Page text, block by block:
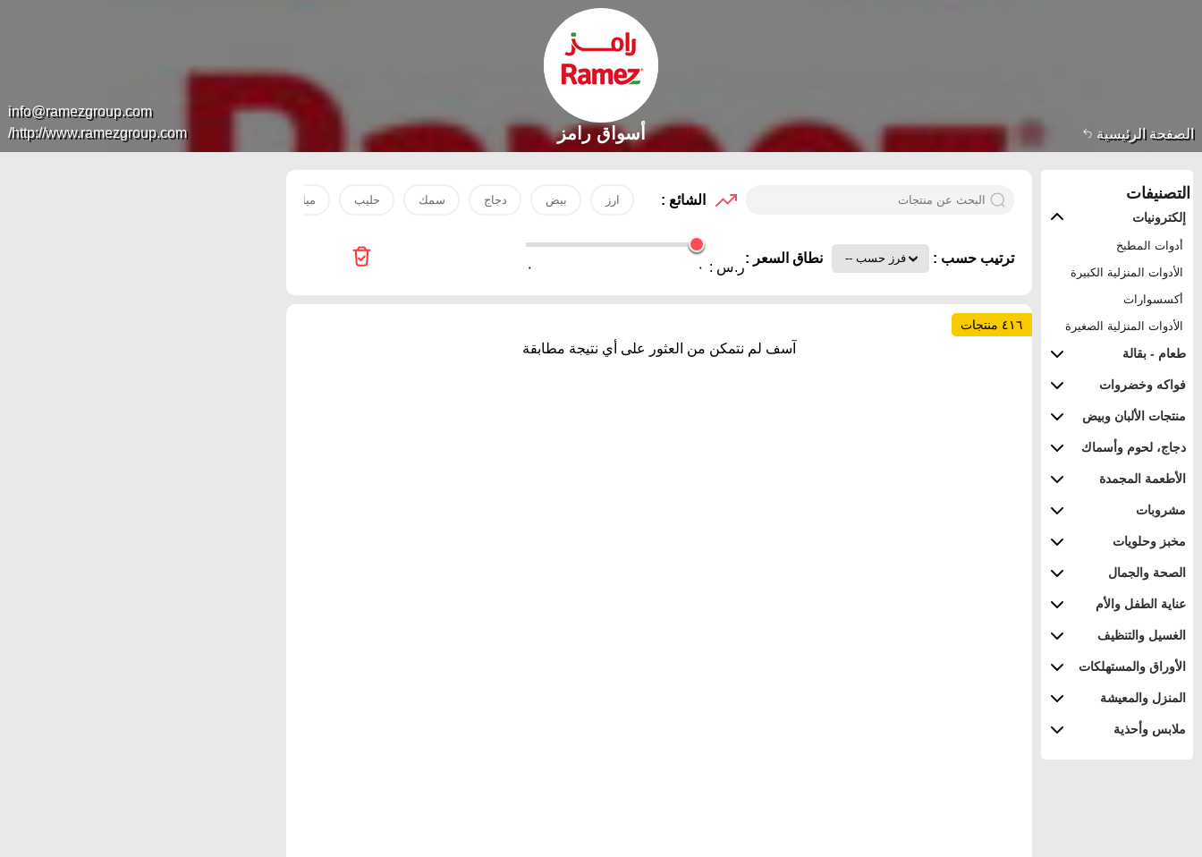
الصفحة الرئيسية
info@ramezgroup.com
http://www.ramezgroup.com/
أسواق رامز
التصنيفات
إلكترونيات
أدوات المطبخ
الأدوات المنزلية الكبيرة
أكسسوارات
الأدوات المنزلية الصغيرة
طعام - بقالة
فواكه وخضروات
منتجات الألبان وبيض
دجاج، لحوم وأسماك
الأطعمة المجمدة
مشروبات
مخبز وحلويات
الصحة والجمال
عناية الطفل والأم
الغسيل والتنظيف
الأوراق والمستهلكات
المنزل والمعيشة
ملابس وأحذية
الشائع : ارز بيض دجاج سمك حليب مياه
ترتيب حسب : نطاق السعر :
ر.س : ٠ ٠
٤١٦ منتجات
آسف لم نتمكن من العثور على أي نتيجة مطابقة